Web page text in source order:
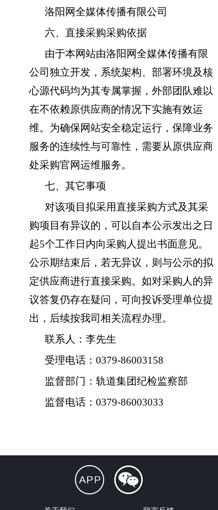
洛阳网全媒体传播有限公司
六、直接采购采购依据
由于本网站由洛阳网全媒体传播有限
公司 独立开发，系统架构、部署环境及核
心源代码均为其专属掌握，外部团队难以
在不依赖原供应商的情况下实施有效运
维。为确保网站安全稳定运行，保障业务
服务的连续性与可靠性，需要从原供应商
处采购官网运维服务。
七、其它事项
对该项目拟采用直接采购方式及其采
购项目有异议的，可以自本公示发出之日
起5个工作日内向采购人提出书面意见。
公示期结束后，若无异议，则与公示的拟
定供应商进行直接采购。如对采购人的异
议答复仍存在疑问，可向投诉受理单位提
出，后续按我司相关流程办理。
联系人：李先生
受理电话：0379-86003158
监督部门：轨道集团纪检监察部
监督电话：0379-86003033